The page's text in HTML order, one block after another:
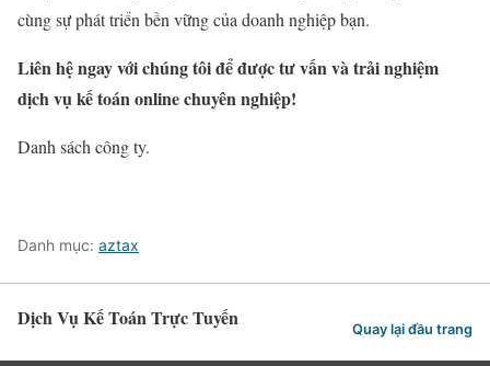
cùng sự phát triển bền vững của doanh nghiệp bạn.
Liên hệ ngay với chúng tôi để được tư vấn và trải nghiệm
dịch vụ kế toán online chuyên nghiệp!
Danh sách công ty.
Danh mục: aztax
Dịch Vụ Kế Toán Trực Tuyến Quay lại đầu trang